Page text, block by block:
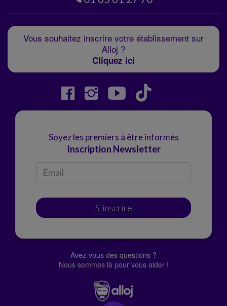
Vous souhaitez inscrire votre établissement sur
Alloj ?
Cliquez ici
Soyez les premiers à être informés
Inscription Newsletter
S'inscrire
Avez-vous des questions ?
Nous sommes là pour vous aider !